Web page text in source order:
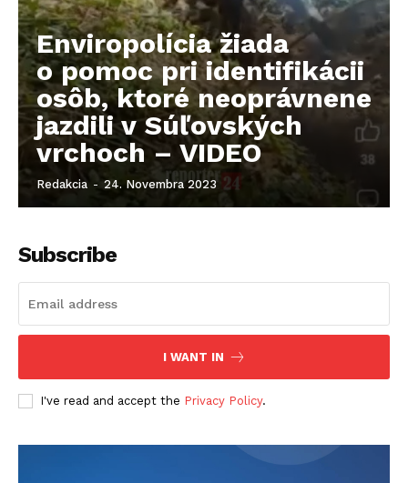
Enviropolícia žiada
o pomoc pri identifikácii
osôb, ktoré neoprávnene
jazdili v Súľovských
vrchoch – VIDEO
Redakcia - 24. Novembra 2023
Subscribe
I WANT IN
I've read and accept the Privacy Policy.